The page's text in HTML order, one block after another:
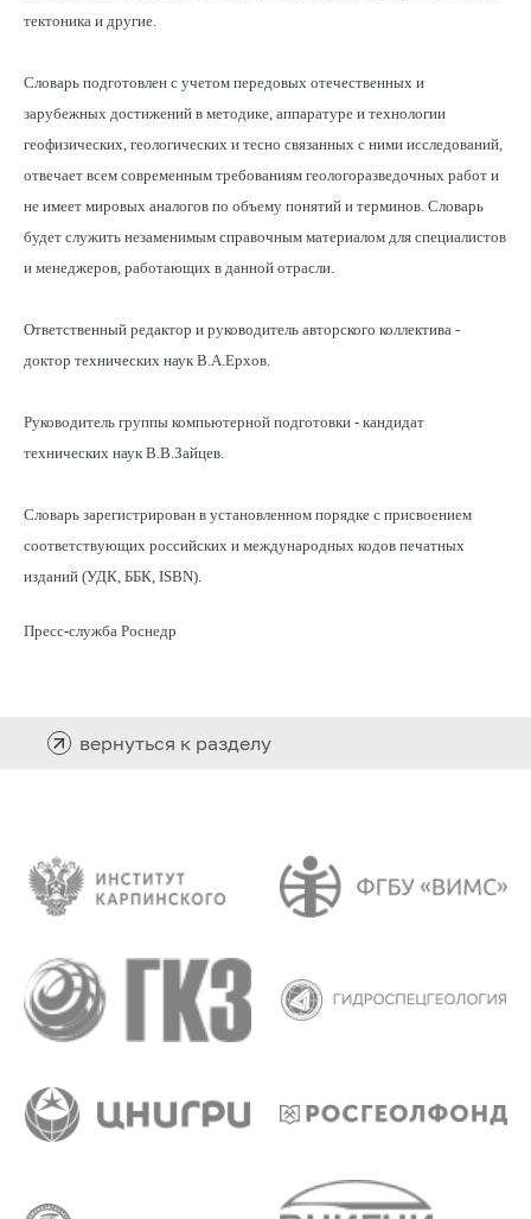
тектоника и другие.
Словарь подготовлен с учетом передовых отечественных и
зарубежных достижений в методике, аппаратуре и технологии
геофизических, геологических и тесно связанных с ними исследований,
отвечает всем современным требованиям геологоразведочных работ и
не имеет мировых аналогов по объему понятий и терминов. Словарь
будет служить незаменимым справочным материалом для специалистов
и менеджеров, работающих в данной отрасли.
Ответственный редактор и руководитель авторского коллектива -
доктор технических наук В.А.Ерхов.
Руководитель группы компьютерной подготовки - кандидат
технических наук В.В.Зайцев.
Словарь зарегистрирован в установленном порядке с присвоением
соответствующих российских и международных кодов печатных
изданий (УДК, ББК, ISBN).
Пресс-служба Роснедр
вернуться к разделу